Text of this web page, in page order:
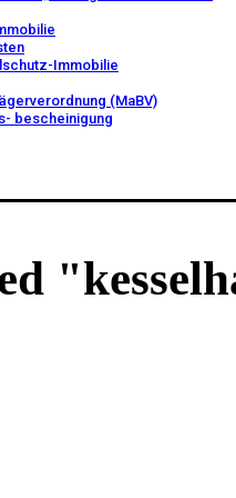
Immobilie
(MaBV)
bescheinigung